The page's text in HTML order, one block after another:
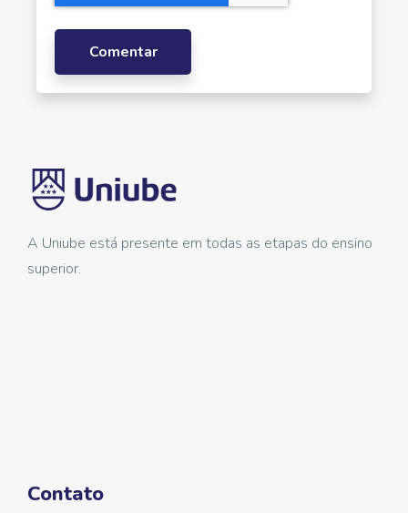
A Uniube está presente em todas as etapas do ensino
superior.
Contato